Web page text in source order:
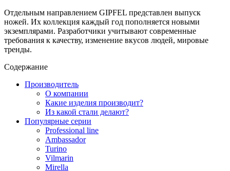
Отдельным направлением GIPFEL представлен выпуск
ножей. Их коллекция каждый год пополняется новыми
экземплярами. Разработчики учитывают современные
требования к качеству, изменение вкусов людей, мировые
тренды.
Содержание
Производитель
О компании
Какие изделия производит?
Из какой стали делают?
Популярные серии
Professional line
Ambassador
Turino
Vilmarin
Mirella